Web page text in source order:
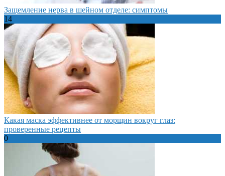
Защемление нерва в шейном отделе: симптомы
14
Какая маска эффективнее от морщин вокруг глаз:
проверенные рецепты
0